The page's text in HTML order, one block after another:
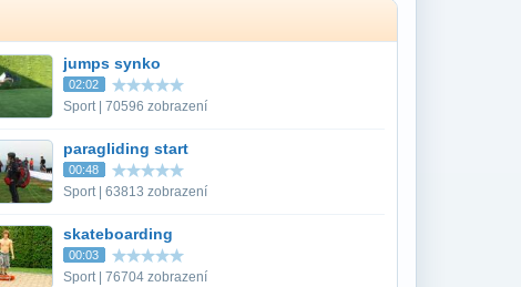
jumps synko
02:02
Sport | 70596 zobrazení
paragliding start
00:48
Sport | 63813 zobrazení
skateboarding
00:03
Sport | 76704 zobrazení